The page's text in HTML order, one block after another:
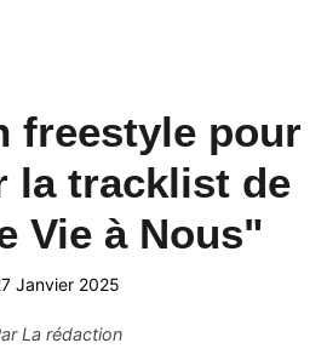
freestyle pour
la tracklist de
Vie à Nous"
Janvier 2025
La rédaction